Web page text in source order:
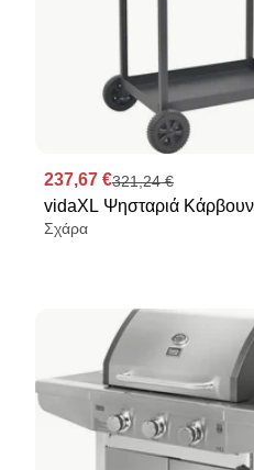
237,67 €321,24 €
vidaXL Ψησταριά
Καπνιστήριο Μαύρη με
Σχάρα